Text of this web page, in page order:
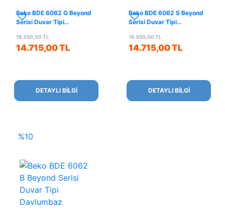
Beko BDE 6062 G Beyond
Serisi Duvar Tipi
14.715,00 TL
16.350,00 TL
DETAYLI BİLGİ
Beko BDE 6062 S Beyond
Serisi Duvar Tipi
14.715,00 TL
16.350,00 TL
DETAYLI BİLGİ
%10